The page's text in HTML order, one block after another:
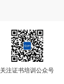
关注证书培训公众号